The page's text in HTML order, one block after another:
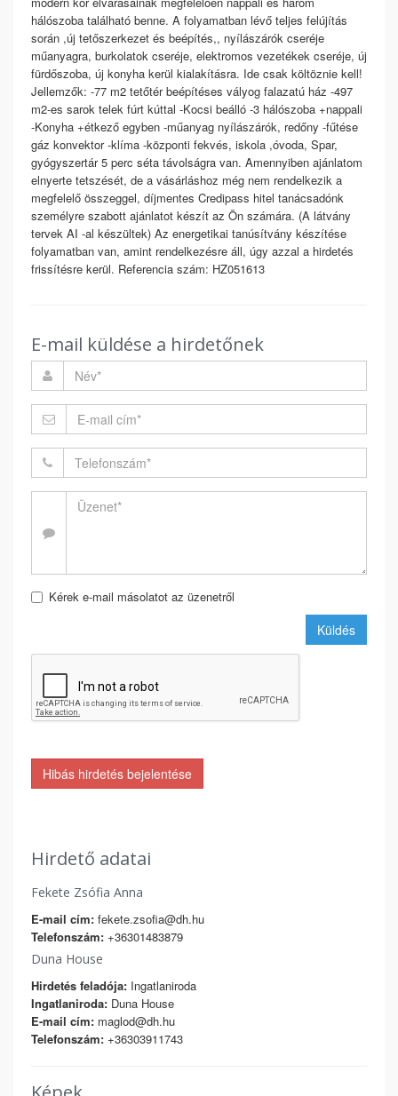
hálószoba található benne. A folyamatban lévő teljes felújítás
során ,új tetőszerkezet és beépítés,, nyílászárók cseréje
műanyagra, burkolatok cseréje, elektromos vezetékek cseréje, új
fürdőszoba, új konyha kerül kialakításra. Ide csak költöznie kell!
Jellemzők: -77 m2 tetőtér beépítéses vályog falazatú ház -497
m2-es sarok telek fúrt kúttal -Kocsi beálló -3 hálószoba +nappali
-Konyha +étkező egyben -műanyag nyílászárók, redőny -fűtése
gáz konvektor -klíma -központi fekvés, iskola ,óvoda, Spar,
gyógyszertár 5 perc séta távolságra van. Amennyiben ajánlatom
elnyerte tetszését, de a vásárláshoz még nem rendelkezik a
megfelelő összeggel, díjmentes Credipass hitel tanácsadónk
személyre szabott ajánlatot készít az Ön számára. (A látvány
tervek AI -al készültek) Az energetikai tanúsítvány készítése
folyamatban van, amint rendelkezésre áll, úgy azzal a hirdetés
frissítésre kerül. Referencia szám: HZ051613
E-mail küldése a hirdetőnek
Kérek e-mail másolatot az üzenetről
Küldés
Hibás hirdetés bejelentése
Hirdető adatai
Fekete Zsófia Anna
E-mail cím: fekete.zsofia@dh.hu
Telefonszám: +36301483879
Duna House
Hirdetés feladója: Ingatlaniroda
Ingatlaniroda: Duna House
E-mail cím: maglod@dh.hu
Telefonszám: +36303911743